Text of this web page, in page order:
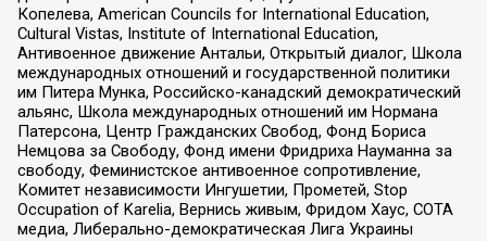
Копелева, American Councils for International Education,
Cultural Vistas, Institute of International Education,
Антивоенное движение Антальи, Открытый диалог, Школа
международных отношений и государственной политики
им Питера Мунка, Российско-канадский демократический
альянс, Школа международных отношений им Нормана
Патерсона, Центр Гражданских Свобод, Фонд Бориса
Немцова за Свободу, Фонд имени Фридриха Науманна за
свободу, Феминистское антивоенное сопротивление,
Комитет независимости Ингушетии, Прометей, Stop
Occupation of Karelia, Вернись живым, Фридом Хаус, СОТА
медиа, Либерально-демократическая Лига Украины